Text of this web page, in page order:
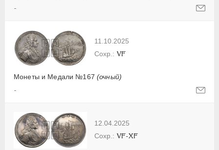
-
11.10.2025
Монеты и Медали №167 (очный)
VF
-
12.04.2025
VF-XF